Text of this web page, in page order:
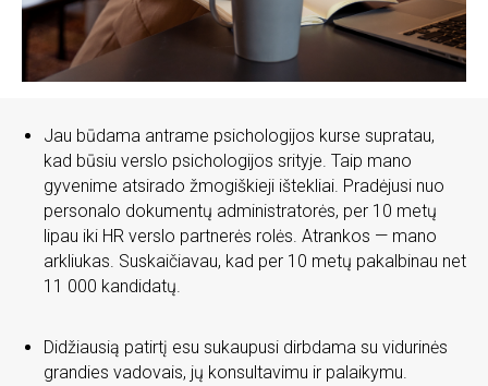
Jau būdama antrame psichologijos kurse supratau,
kad būsiu verslo psichologijos srityje. Taip mano
gyvenime atsirado žmogiškieji ištekliai. Pradėjusi nuo
personalo dokumentų administratorės, per 10 metų
lipau iki HR verslo partnerės rolės. Atrankos — mano
arkliukas. Suskaičiavau, kad per 10 metų pakalbinau net
11 000 kandidatų.
Didžiausią patirtį esu sukaupusi dirbdama su vidurinės
grandies vadovais, jų konsultavimu ir palaikymu.